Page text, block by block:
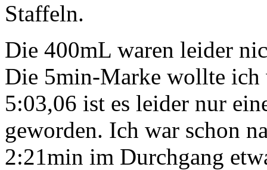
Staffeln.
Die 400mL waren leider
Die 5min-Marke wollte ich
5:03,06 ist es leider nur
geworden. Ich war schon
2:21min im Durchgang